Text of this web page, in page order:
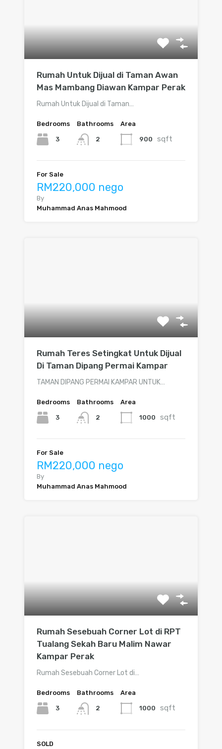
Rumah Untuk Dijual di Taman Awan
Mas Mambang Diawan Kampar Perak
Rumah Untuk Dijual di Taman…
Bedrooms
3
Bathrooms
2
Area
900 sqft
For Sale
RM220,000 nego
By
Muhammad Anas Mahmood
Rumah Teres Setingkat Untuk Dijual
Di Taman Dipang Permai Kampar
TAMAN DIPANG PERMAI KAMPAR UNTUK…
Bedrooms
3
Bathrooms
2
Area
1000 sqft
For Sale
RM220,000 nego
By
Muhammad Anas Mahmood
Rumah Sesebuah Corner Lot di RPT
Tualang Sekah Baru Malim Nawar
Kampar Perak
Rumah Sesebuah Corner Lot di…
Bedrooms
3
Bathrooms
2
Area
1000 sqft
SOLD